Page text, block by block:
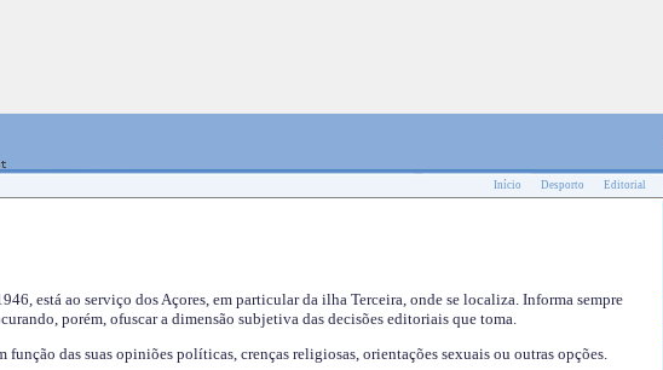
Início Desporto Editorial
está ao serviço dos Açores, em particular da ilha Terceira, onde se localiza. Informa sempre
porém, ofuscar a dimensão subjetiva das decisões editoriais que toma.
função das suas opiniões políticas, crenças religiosas, orientações sexuais ou outras opções.